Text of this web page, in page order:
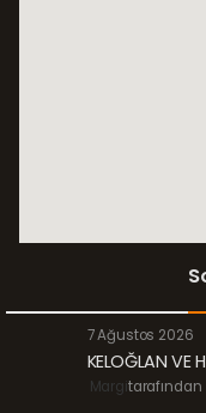
7 Ağustos 2026
KELOĞLAN VE
Margitarafından